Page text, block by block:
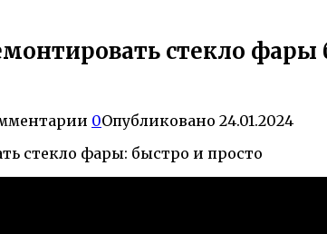
стекло
0Опубликовано 24.01.2024